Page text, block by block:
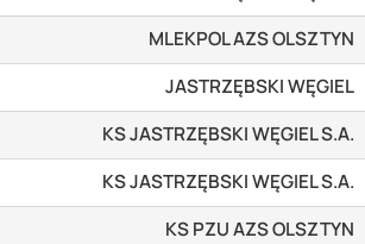
MLEKPOL AZS OLSZTYN
JASTRZĘBSKI WĘGIEL
KS JASTRZĘBSKI WĘGIEL S.A.
KS JASTRZĘBSKI WĘGIEL S.A.
KS PZU AZS OLSZTYN